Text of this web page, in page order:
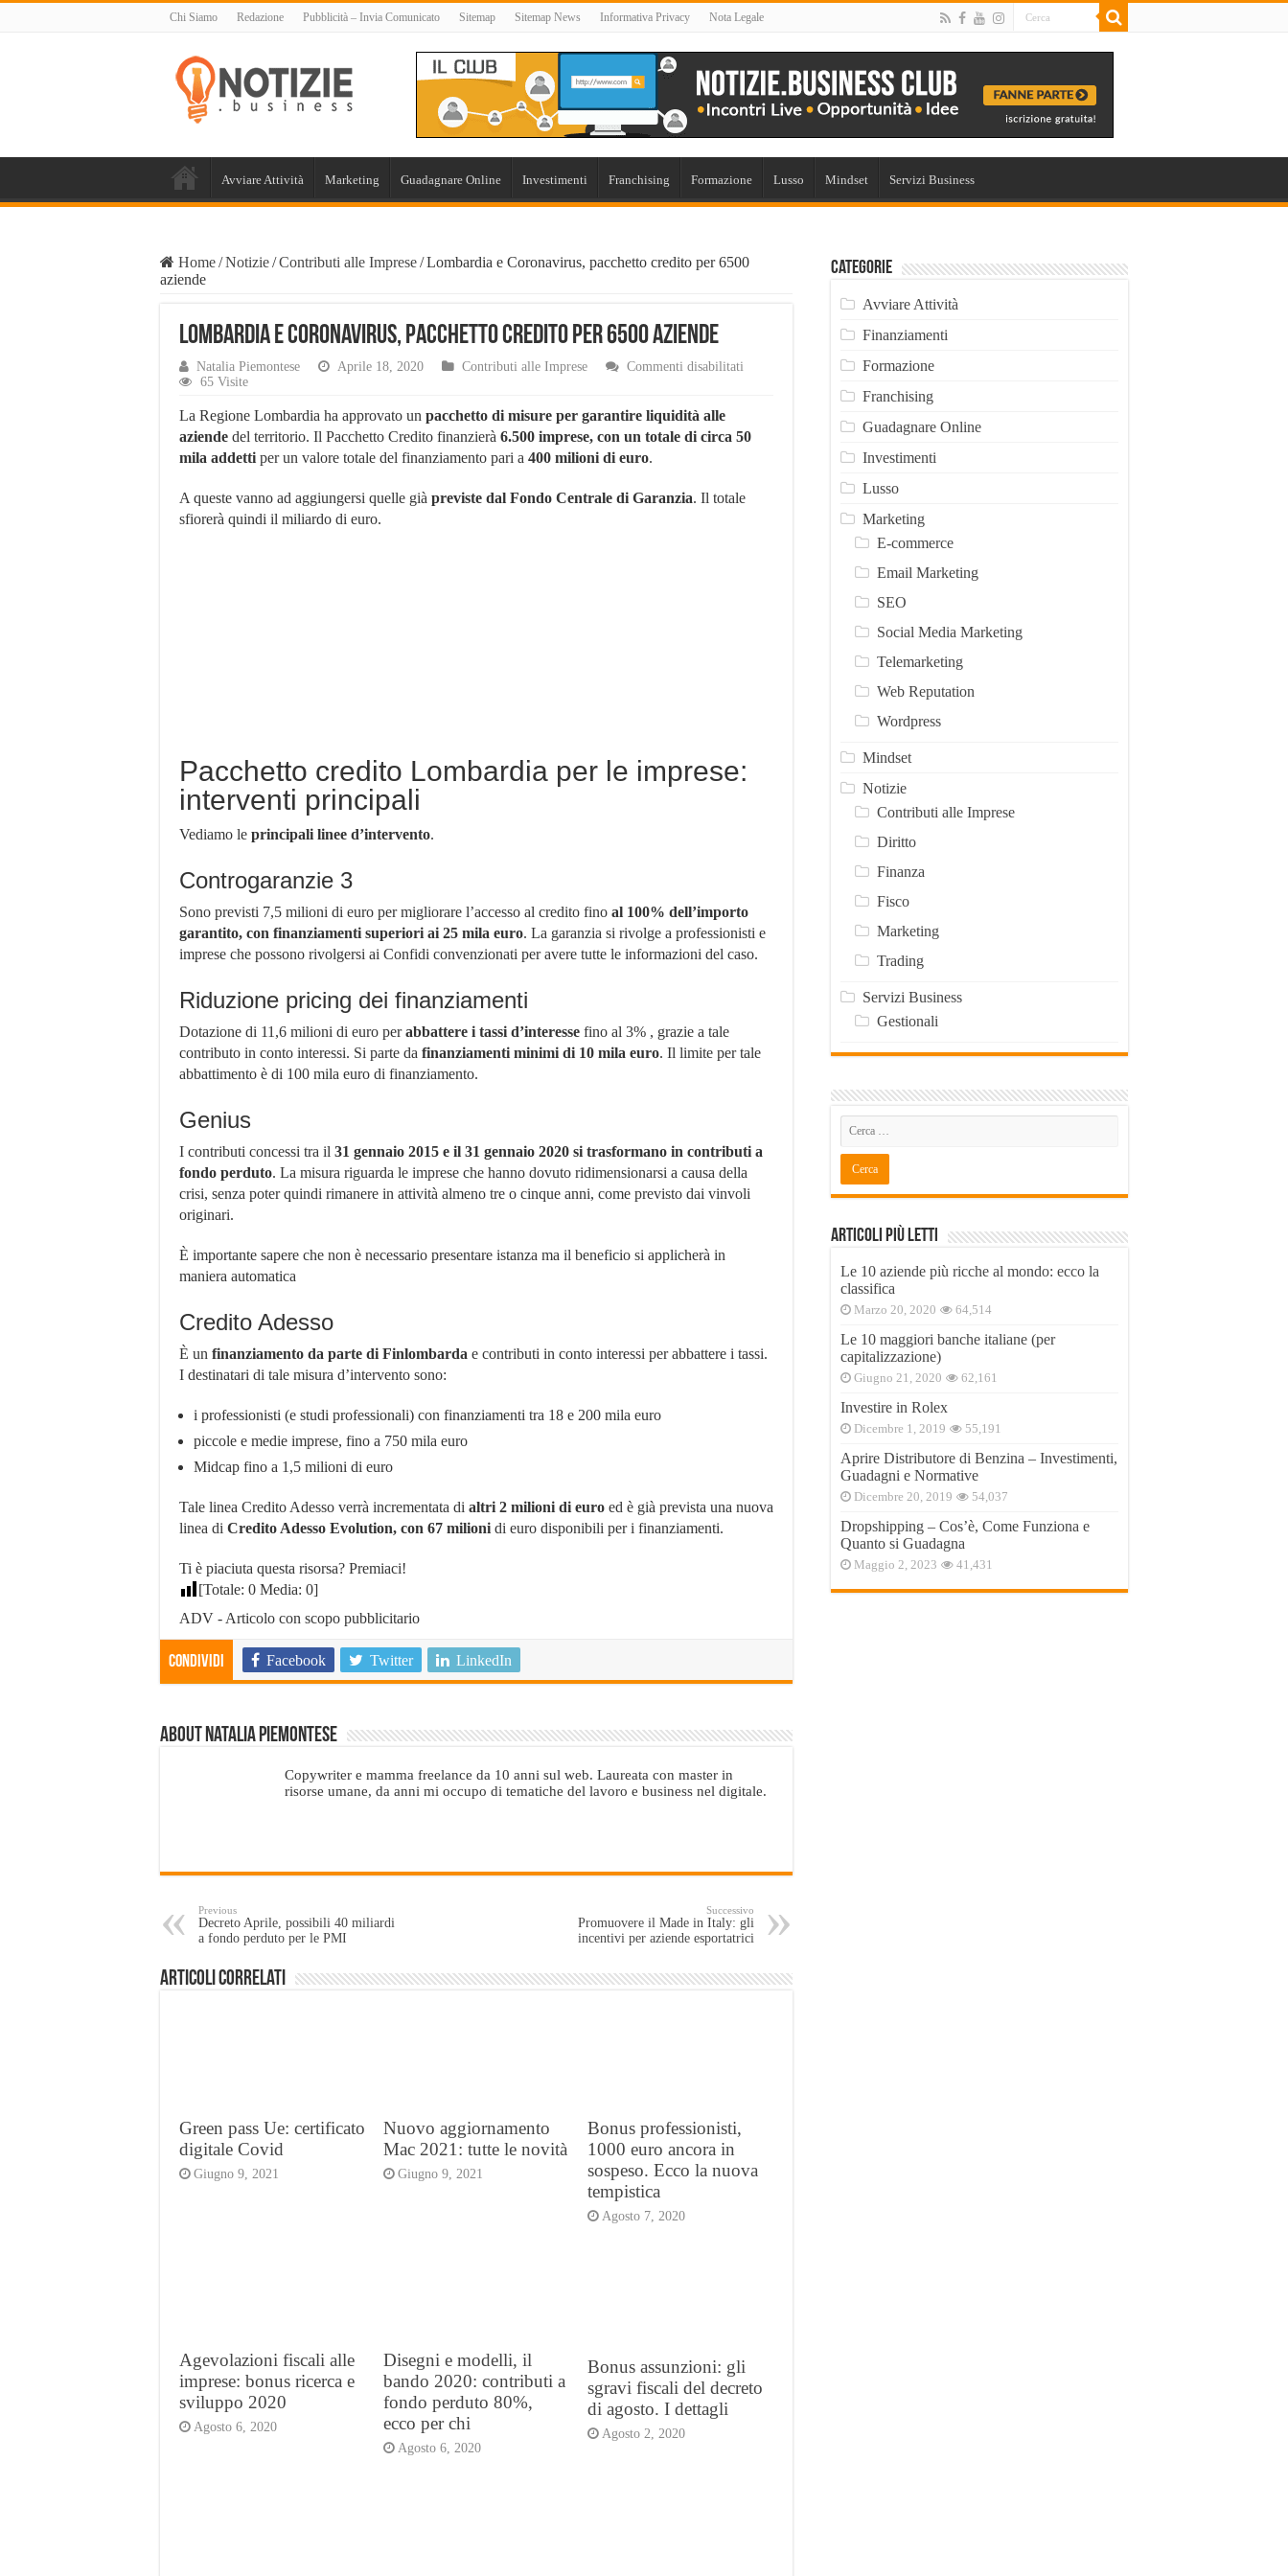
Chi Siamo Redazione Pubblicità – Invia Comunicato Sitemap Sitemap News Informativa Privacy Nota Legale
Avviare Attività Marketing Guadagnare Online Investimenti Franchising Formazione Lusso Mindset Servizi Business
Home/Notizie/Contributi alle Imprese/Lombardia e Coronavirus, pacchetto credito per 6500
aziende
Lombardia e Coronavirus, pacchetto credito per 6500 aziende
Natalia Piemontese Aprile 18, 2020 Contributi alle Imprese Commenti disabilitati
credito
65 Visite
La Regione Lombardia ha approvato un pacchetto di misure per garantire liquidità alle
aziende del territorio. Il Pacchetto Credito finanzierà 6.500 imprese, con un totale di circa 50
mila addetti per un valore totale del finanziamento pari a 400 milioni di euro.
A queste vanno ad aggiungersi quelle già previste dal Fondo Centrale di Garanzia. Il totale
sfiorerà quindi il miliardo di euro.
Pacchetto credito Lombardia per le imprese:
interventi principali
Vediamo le principali linee d’intervento.
Controgaranzie 3
Sono previsti 7,5 milioni di euro per migliorare l’accesso al credito fino al 100% dell’importo
garantito, con finanziamenti superiori ai 25 mila euro. La garanzia si rivolge a professionisti e
imprese che possono rivolgersi ai Confidi convenzionati per avere tutte le informazioni del caso.
Riduzione pricing dei finanziamenti
Dotazione di 11,6 milioni di euro perabbattere i tassi d’interesse fino al 3% , grazie a tale
contributo in conto interessi. Si parte da finanziamenti minimi di 10 mila euro. Il limite per tale
abbattimento è di 100 mila euro di finanziamento.
Genius
I contributi concessi tra il 31 gennaio 2015 e il 31 gennaio 2020 si trasformano in contributi a
fondo perduto. La misura riguarda le imprese che hanno dovuto ridimensionarsi a causa della
crisi, senza poter quindi rimanere in attività almeno tre o cinque anni, come previsto dai vinvoli
originari.
È importante sapere che non è necessario presentare istanza ma il beneficio si applicherà in
maniera automatica
Credito Adesso
È un finanziamento da parte di Finlombarda e contributi in conto interessi per abbattere i tassi.
I destinatari di tale misura d’intervento sono:
i professionisti (e studi professionali) con finanziamenti tra 18 e 200 mila euro
piccole e medie imprese, fino a 750 mila euro
Midcap fino a 1,5 milioni di euro
Tale linea Credito Adesso verrà incrementata di altri 2 milioni di euro ed è già prevista una nuova
linea di Credito Adesso Evolution, con 67 milioni di euro disponibili per i finanziamenti.
Ti è piaciuta questa risorsa? Premiaci!
[Totale: 0 Media: 0]
ADV - Articolo con scopo pubblicitario
Condividi Facebook Twitter LinkedIn
About Natalia Piemontese
Copywriter e mamma freelance da 10 anni sul web. Laureata con master in
risorse umane, da anni mi occupo di tematiche del lavoro e business nel digitale.
Previous
Decreto Aprile, possibili 40 miliardi
a fondo perduto per le PMI
Successivo
Promuovere il Made in Italy: gli
incentivi per aziende esportatrici
Articoli Correlati
Green pass Ue: certificato
digitale Covid
Giugno 9, 2021
Nuovo aggiornamento
Mac 2021: tutte le novità
Giugno 9, 2021
Bonus professionisti,
1000 euro ancora in
sospeso. Ecco la nuova
tempistica
Agosto 7, 2020
Agevolazioni fiscali alle
imprese: bonus ricerca e
sviluppo 2020
Agosto 6, 2020
Disegni e modelli, il
bando 2020: contributi a
fondo perduto 80%,
ecco per chi
Agosto 6, 2020
Bonus assunzioni: gli
sgravi fiscali del decreto
di agosto. I dettagli
Agosto 2, 2020
Categorie
Avviare Attività
Finanziamenti
Formazione
Franchising
Guadagnare Online
Investimenti
Lusso
Marketing
E-commerce
Email Marketing
SEO
Social Media Marketing
Telemarketing
Web Reputation
Wordpress
Mindset
Notizie
Contributi alle Imprese
Diritto
Finanza
Fisco
Marketing
Trading
Servizi Business
Gestionali
Articoli Più Letti
Le 10 aziende più ricche al mondo: ecco la
classifica
Marzo 20, 2020 64,514
Le 10 maggiori banche italiane (per
capitalizzazione)
Giugno 21, 2020 62,161
Investire in Rolex
Dicembre 1, 2019 55,191
Aprire Distributore di Benzina – Investimenti,
Guadagni e Normative
Dicembre 20, 2019 54,037
Dropshipping – Cos’è, Come Funziona e
Quanto si Guadagna
Maggio 2, 2023 41,431